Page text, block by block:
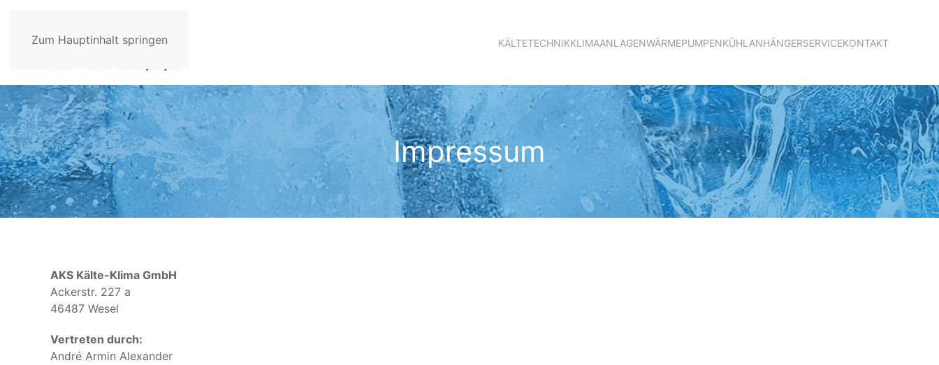
Zum Hauptinhalt springen KÄLTETECHNIKKLIMAANLAGENWÄRMEPUMPENKÜHLANHÄNGERSERVICEKONTAKT
Impressum
AKS Kälte-Klima GmbH
Ackerstr. 227 a
46487 Wesel
Vertreten durch:
André Armin Alexander